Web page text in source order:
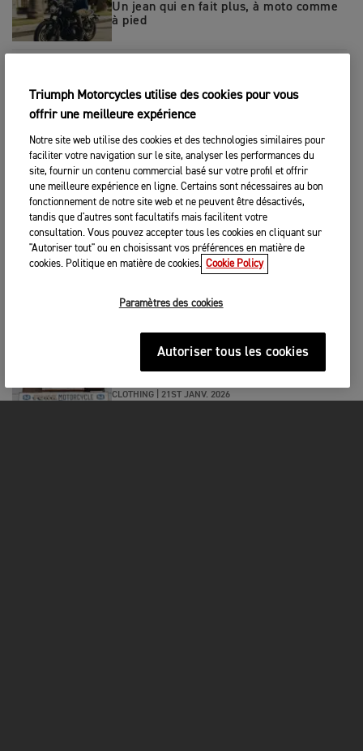
Un jean qui en fait plus, à moto comme
à pied
Qu’est-ce que PrimaLoft® Isolation ?
CLOTHING | 17TH FÉVR. 2026
Interview with Bryan Thompson- Owner
of Thompson Cycles
CLOTHING|4TH FÉVR. 2026
SYSTÈME 3-COUCHES Comment rester
chaud et s'équiper plus intelligemment
Coleur de la Poussière
CLOTHING 21ST JANV. 2026
Triumph Motorcycles utilise des cookies pour vous
offrir une meilleure expérience
Notre site web utilise des cookies et des technologies similaires pour
faciliter votre navigation sur le site, analyser les performances du
site, fournir un contenu commercial basé sur votre profil et offrir
une meilleure expérience en ligne. Certains sont nécessaires au bon
fonctionnement de notre site web et ne peuvent être désactivés,
tandis que d'autres sont facultatifs mais facilitent votre
consultation. Vous pouvez accepter tous les cookies en cliquant sur
"Autoriser tout" ou en choisissant vos préférences en matière de
cookies. Politique en matière de cookies. Cookie Policy
Paramètres des cookies
Autoriser tous les cookies